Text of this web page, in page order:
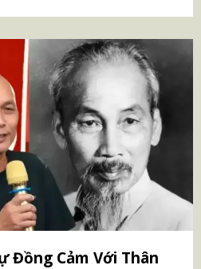
Đồng Cảm Với Thân